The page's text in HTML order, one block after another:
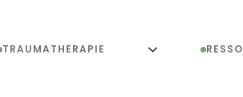
TRAUMATHERAPIE